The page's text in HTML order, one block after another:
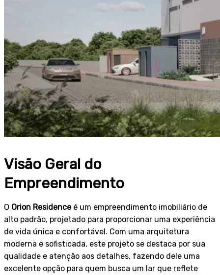
Visão Geral do
Empreendimento
O Orion Residenceé um empreendimento imobiliário de
alto padrão, projetado para proporcionar uma experiência
de vida única e confortável. Com uma arquitetura
moderna e sofisticada, este projeto se destaca por sua
qualidade e atenção aos detalhes, fazendo dele uma
excelente opção para quem busca um lar que reflete